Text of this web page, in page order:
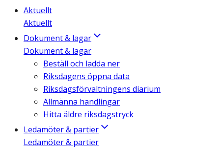
Aktuellt
Aktuellt
Dokument & lagar
Dokument & lagar
Beställ och ladda ner
Riksdagens öppna data
Riksdagsförvaltningens diarium
Allmänna handlingar
Hitta äldre riksdagstryck
Ledamöter & partier
Ledamöter & partier